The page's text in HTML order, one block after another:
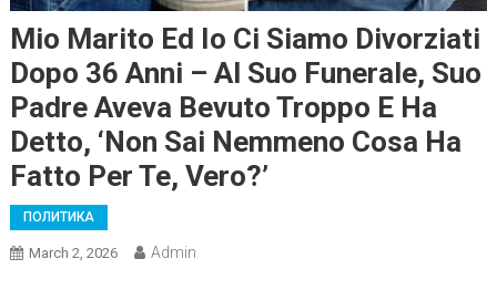
Mio Marito Ed Io Ci Siamo Divorziati
Dopo 36 Anni – Al Suo Funerale, Suo
Padre Aveva Bevuto Troppo E Ha
Detto, ‘Non Sai Nemmeno Cosa Ha
Fatto Per Te, Vero?’
ПОЛИТИКА
March 2, 2026 Admin